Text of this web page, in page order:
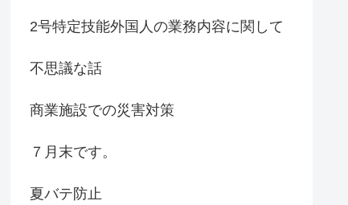
2号特定技能外国人の業務内容に関して
不思議な話
商業施設での災害対策
７月末です。
夏バテ防止